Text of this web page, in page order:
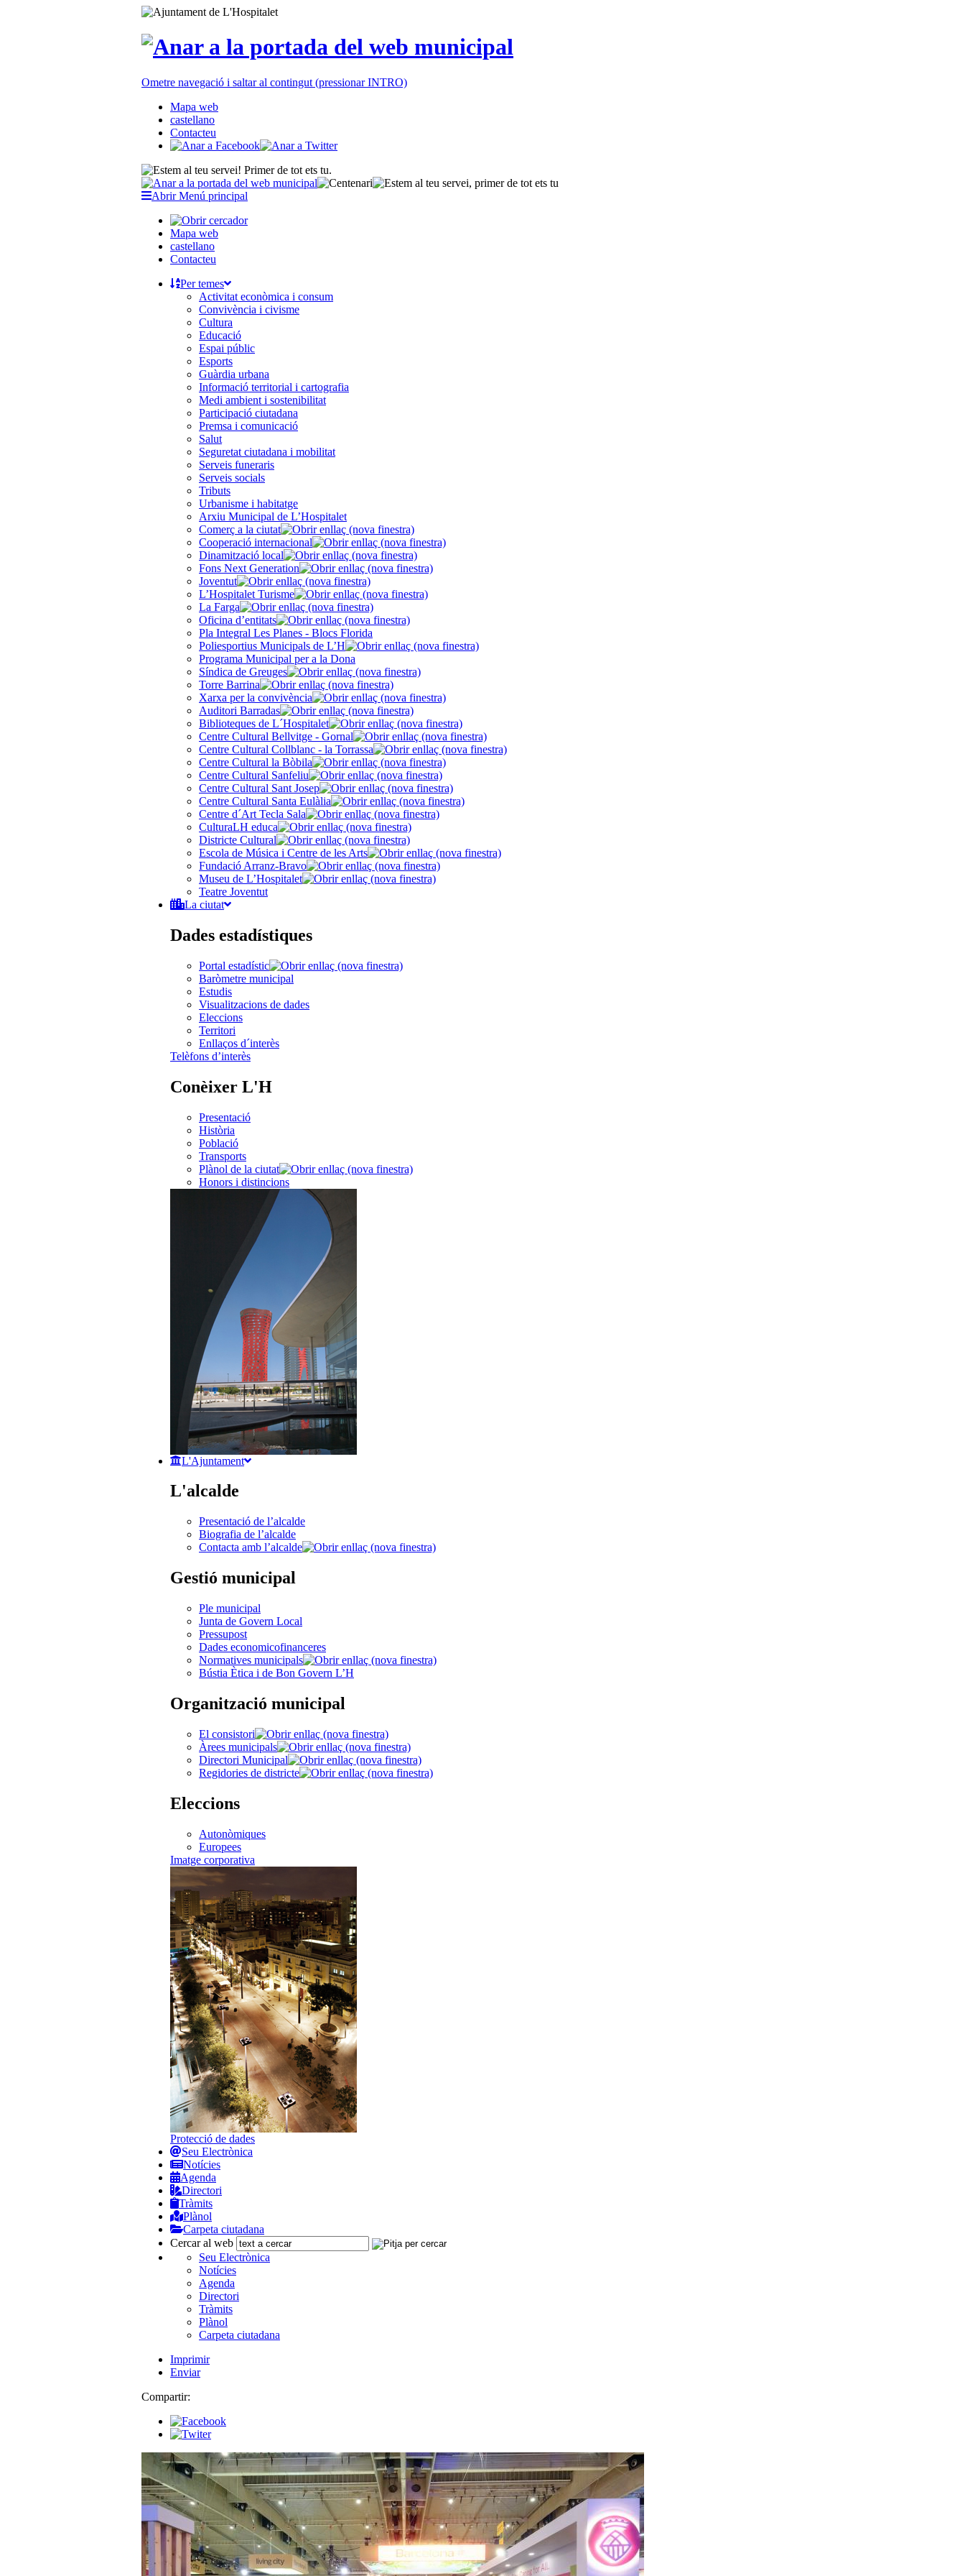
Ometre navegació i saltar al contingut (pressionar INTRO)
Mapa web
castellano
Contacteu
Abrir Menú principal
Mapa web
castellano
Contacteu
Per temes
Activitat econòmica i consum
Convivència i civisme
Cultura
Educació
Espai públic
Esports
Guàrdia urbana
Informació territorial i cartografia
Medi ambient i sostenibilitat
Participació ciutadana
Premsa i comunicació
Salut
Seguretat ciutadana i mobilitat
Serveis funeraris
Serveis socials
Tributs
Urbanisme i habitatge
Arxiu Municipal de L’Hospitalet
Comerç a la ciutat
Cooperació internacional
Dinamització local
Fons Next Generation
Joventut
L’Hospitalet Turisme
La Farga
Oficina d’entitats
Pla Integral Les Planes - Blocs Florida
Poliesportius Municipals de L’H
Programa Municipal per a la Dona
Síndica de Greuges
Torre Barrina
Xarxa per la convivència
Auditori Barradas
Biblioteques de L´Hospitalet
Centre Cultural Bellvitge - Gornal
Centre Cultural Collblanc - la Torrassa
Centre Cultural la Bòbila
Centre Cultural Sanfeliu
Centre Cultural Sant Josep
Centre Cultural Santa Eulàlia
Centre d´Art Tecla Sala
CulturaLH educa
Districte Cultural
Escola de Música i Centre de les Arts
Fundació Arranz-Bravo
Museu de L’Hospitalet
Teatre Joventut
La ciutat
Dades estadístiques
Portal estadístic
Baròmetre municipal
Estudis
Visualitzacions de dades
Eleccions
Territori
Enllaços d´interès
Telèfons d’interès
Conèixer L'H
Presentació
Història
Població
Transports
Plànol de la ciutat
Honors i distincions
L'Ajuntament
L'alcalde
Presentació de l’alcalde
Biografia de l’alcalde
Contacta amb l’alcalde
Gestió municipal
Ple municipal
Junta de Govern Local
Pressupost
Dades economicofinanceres
Normatives municipals
Bústia Ètica i de Bon Govern L’H
Organització municipal
El consistori
Àrees municipals
Directori Municipal
Regidories de districte
Eleccions
Autonòmiques
Europees
Imatge corporativa
Protecció de dades
Seu Electrònica
Notícies
Agenda
Directori
Tràmits
Plànol
Carpeta ciutadana
Cercar al web
Seu Electrònica
Notícies
Agenda
Directori
Tràmits
Plànol
Carpeta ciutadana
Imprimir
Enviar
Compartir: